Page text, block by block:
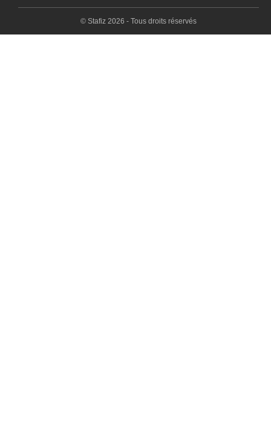
© Stafiz 2026 - Tous droits réservés